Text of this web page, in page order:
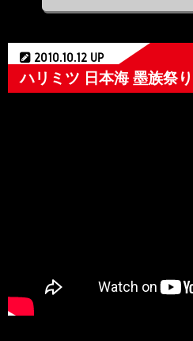
2010.10.12 UP
ハリミツ 日本海 墨族祭